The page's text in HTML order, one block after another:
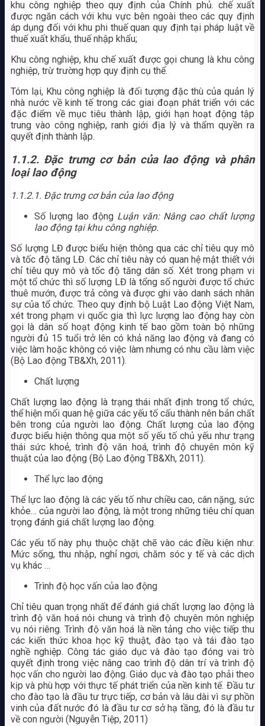
khu công nghiệp theo quy định của Chính phủ. chế xuất
được ngăn cách với khu vực bên ngoài theo các quy định
áp dụng đối với khu phi thuế quan quy định tại pháp luật về
thuế xuất khẩu, thuế nhập khẩu;
Khu công nghiệp, khu chế xuất được gọi chung là khu công
nghiệp, trừ trường hợp quy định cụ thể.
Tóm lại, Khu công nghiệp là đối tượng đặc thù của quản lý
nhà nước về kinh tế trong các giai đoạn phát triển với các
đặc điểm về mục tiêu thành lập, giới hạn hoạt động tập
trung vào công nghiệp, ranh giới địa lý và thẩm quyền ra
quyết định thành lập.
1.1.2. Đặc trưng cơ bản của lao động và phân
loại lao động
1.1.2.1. Đặc trưng cơ bản của lao động
Số lượng lao động Luận văn: Nâng cao chất lượng
lao động tại khu công nghiệp.
Số lượng LĐ được biểu hiện thông qua các chỉ tiêu quy mô
và tốc độ tăng LĐ. Các chỉ tiêu này có quan hệ mật thiết với
chỉ tiêu quy mô và tốc độ tăng dân số. Xét trong phạm vi
một tổ chức thì số lượng LĐ là tổng số người được tổ chức
thuê mướn, được trả công và được ghi vào danh sách nhân
sự của tổ chức. Theo quy định bộ Luật Lao động Việt Nam,
xét trong phạm vi quốc gia thì lực lượng lao động hay còn
gọi là dân số hoạt động kinh tế bao gồm toàn bộ những
người đủ 15 tuổi trở lên có khả năng lao động và đang có
việc làm hoặc không có việc làm nhưng có nhu cầu làm việc
(Bộ Lao động TB&Xh, 2011).
Chất lượng
Chất lượng lao động là trạng thái nhất định trong tổ chức,
thể hiện mối quan hệ giữa các yếu tố cấu thành nên bản chất
bên trong của người lao động. Chất lượng của lao động
được biểu hiện thông qua một số yếu tố chủ yếu như trạng
thái sức khoẻ, trình độ văn hoá, trình độ chuyên môn kỹ
thuật của lao động (Bộ Lao động TB&Xh, 2011).
Thể lực lao động
Thể lực lao động là các yếu tố như chiều cao, cân nặng, sức
khỏe… của người lao động, là một trong những tiêu chí quan
trọng đánh giá chất lượng lao động.
Các yếu tố này phụ thuộc chặt chẽ vào các điều kiện như:
Mức sống, thu nhập, nghỉ ngơi, chăm sóc y tế và các dịch
vụ khác …
Trình độ học vấn của lao động
Chỉ tiêu quan trọng nhất để đánh giá chất lượng lao động là
trình độ văn hoá nói chung và trình độ chuyên môn nghiệp
vụ nói riêng. Trình độ văn hoá là nền tảng cho việc tiếp thu
các kiến thức khoa học kỹ thuật, đào tạo và tái đào tạo
nghề nghiệp. Công tác giáo dục và đào tạo đóng vai trò
quyết định trong việc nâng cao trình độ dân trí và trình độ
học vấn cho người lao động. Giáo dục và đào tạo phải theo
kịp và phù hợp với thực tế phát triển của nền kinh tế. Đầu tư
cho đào tạo là đầu tư trực tiếp, cơ bản và lâu dài vì sự phồn
vinh của đất nước đó là đầu tư cơ sở hạ tầng, đó là đầu tư
về con người (Nguyễn Tiệp, 2011)